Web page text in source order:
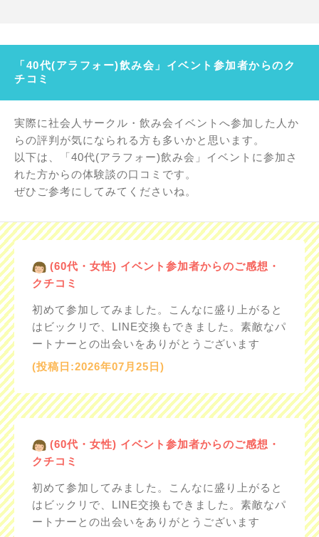
「40代(アラフォー)飲み会」イベント参加者からのク
チコミ
実際に社会人サークル・飲み会イベントへ参加した人か
らの評判が気になられる方も多いかと思います。
以下は、「40代(アラフォー)飲み会」イベントに参加さ
れた方からの体験談の口コミです。
ぜひご参考にしてみてくださいね。
(60代・女性) イベント参加者からのご感想・
クチコミ
初めて参加してみました。こんなに盛り上がると
はビックリで、LINE交換もできました。素敵なパ
ートナーとの出会いをありがとうございます
(投稿日:2026年07月25日)
(60代・女性) イベント参加者からのご感想・
クチコミ
初めて参加してみました。こんなに盛り上がると
はビックリで、LINE交換もできました。素敵なパ
ートナーとの出会いをありがとうございます